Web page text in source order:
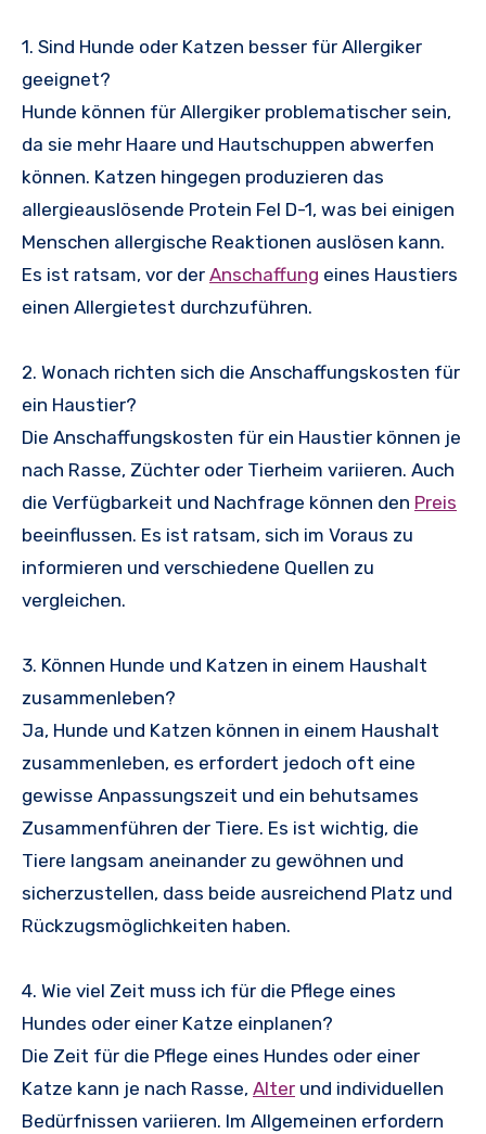
1. Sind Hunde oder Katzen besser für Allergiker
geeignet?
Hunde können für Allergiker problematischer sein,
da sie mehr Haare und Hautschuppen abwerfen
können. Katzen hingegen produzieren das
allergieauslösende Protein Fel D-1, was bei einigen
Menschen allergische Reaktionen auslösen kann.
Es ist ratsam, vor der Anschaffung eines Haustiers
einen Allergietest durchzuführen.
2. Wonach richten sich die Anschaffungskosten für
ein Haustier?
Die Anschaffungskosten für ein Haustier können je
nach Rasse, Züchter oder Tierheim variieren. Auch
die Verfügbarkeit und Nachfrage können den Preis
beeinflussen. Es ist ratsam, sich im Voraus zu
informieren und verschiedene Quellen zu
vergleichen.
3. Können Hunde und Katzen in einem Haushalt
zusammenleben?
Ja, Hunde und Katzen können in einem Haushalt
zusammenleben, es erfordert jedoch oft eine
gewisse Anpassungszeit und ein behutsames
Zusammenführen der Tiere. Es ist wichtig, die
Tiere langsam aneinander zu gewöhnen und
sicherzustellen, dass beide ausreichend Platz und
Rückzugsmöglichkeiten haben.
4. Wie viel Zeit muss ich für die Pflege eines
Hundes oder einer Katze einplanen?
Die Zeit für die Pflege eines Hundes oder einer
Katze kann je nach Rasse, Alter und individuellen
Bedürfnissen variieren. Im Allgemeinen erfordern